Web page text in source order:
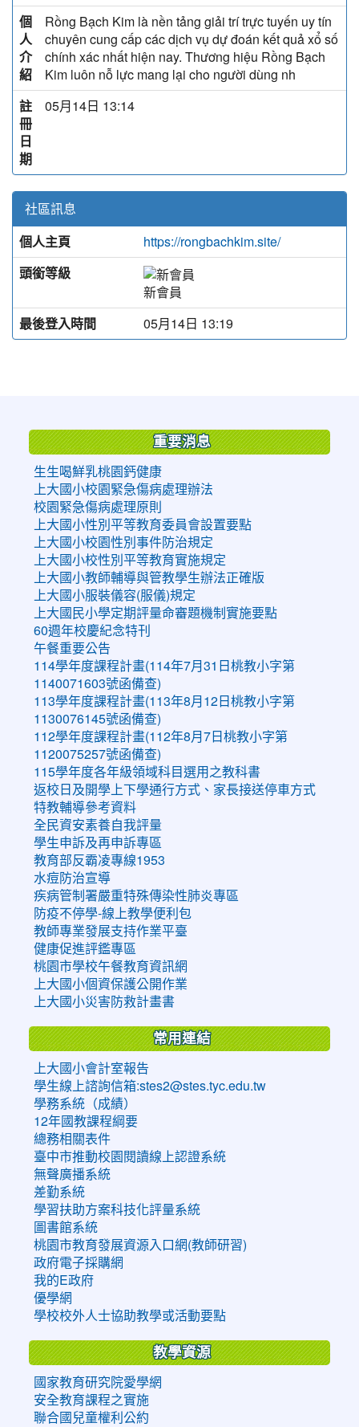
個
人
介
紹
Rồng Bạch Kim là nền tảng giải trí trực tuyến uy tín
chuyên cung cấp các dịch vụ dự đoán kết quả xổ số
chính xác nhất hiện nay. Thương hiệu Rồng Bạch
Kim luôn nỗ lực mang lại cho người dùng nh
註
冊
日
期
05月14日 13:14
社區訊息
個人主頁
https://rongbachkim.site/
頭銜等級
新會員
最後登入時間
05月14日 13:19
重要消息
生生喝鮮乳桃園鈣健康
上大國小校園緊急傷病處理辦法
校園緊急傷病處理原則
上大國小性別平等教育委員會設置要點
上大國小校園性別事件防治規定
上大國小校性別平等教育實施規定
上大國小教師輔導與管教學生辦法正確版
上大國小服裝儀容(服儀)規定
上大國民小學定期評量命審題機制實施要點
60週年校慶紀念特刊
午餐重要公告
114學年度課程計畫(114年7月31日桃教小字第
1140071603號函備查)
113學年度課程計畫(113年8月12日桃教小字第
1130076145號函備查)
112學年度課程計畫(112年8月7日桃教小字第
1120075257號函備查)
115學年度各年級領域科目選用之教科書
返校日及開學上下學通行方式、家長接送停車方式
特教輔導參考資料
全民資安素養自我評量
學生申訴及再申訴專區
教育部反霸凌專線1953
水痘防治宣導
疾病管制署嚴重特殊傳染性肺炎專區
防疫不停學-線上教學便利包
教師專業發展支持作業平臺
健康促進評鑑專區
桃園市學校午餐教育資訊網
上大國小個資保護公開作業
上大國小災害防救計畫書
常用連結
上大國小會計室報告
學生線上諮詢信箱:stes2@stes.tyc.edu.tw
學務系統（成績）
12年國教課程綱要
總務相關表件
臺中市推動校園閱讀線上認證系統
無聲廣播系統
差勤系統
學習扶助方案科技化評量系統
圖書館系統
桃園市教育發展資源入口網(教師研習)
政府電子採購網
我的E政府
優學網
學校校外人士協助教學或活動要點
教學資源
國家教育研究院愛學網
安全教育課程之實施
聯合國兒童權利公約